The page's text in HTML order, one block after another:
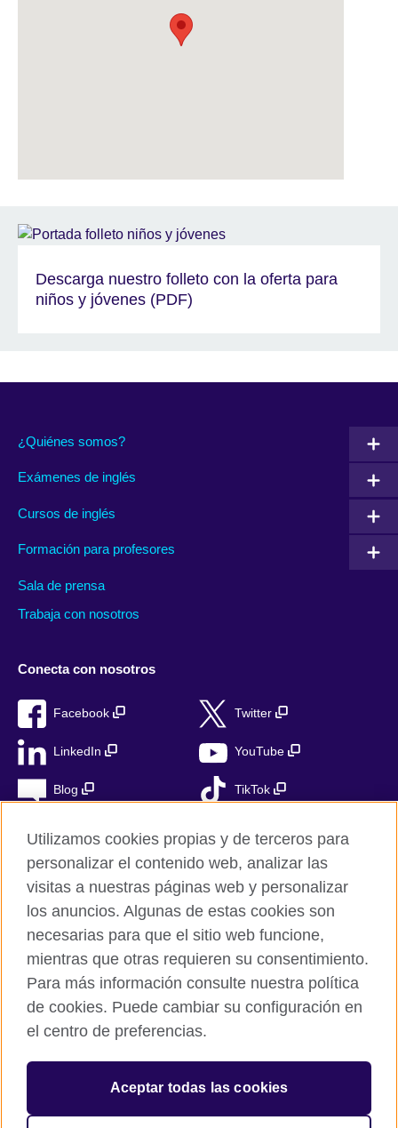
Descarga nuestro folleto con la oferta para
niños y jóvenes (PDF)
¿Quiénes somos?
Exámenes de inglés
Cursos de inglés
Formación para profesores
Sala de prensa
Trabaja con nosotros
Conecta con nosotros
Facebook Twitter
LinkedIn YouTube
Blog TikTok
British Council Global
Privacidad
Aviso Legal
Cookies
Mapa del sitio
© 2026 British Council
relations and educational opportunities. A registered charity in
the UK: 209131 (England and Wales) SC037733
(Scotland). Registered in Spain as “Delegación en España de la
Utilizamos cookies propias y de terceros para
personalizar el contenido web, analizar las
visitas a nuestras páginas web y personalizar
los anuncios. Algunas de estas cookies son
necesarias para que el sitio web funcione,
mientras que otras requieren su consentimiento.
Para más información consulte nuestra política
de cookies. Puede cambiar su configuración en
el centro de preferencias.
Aceptar todas las cookies